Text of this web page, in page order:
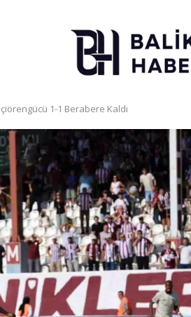
1-1 Berabere Kaldı